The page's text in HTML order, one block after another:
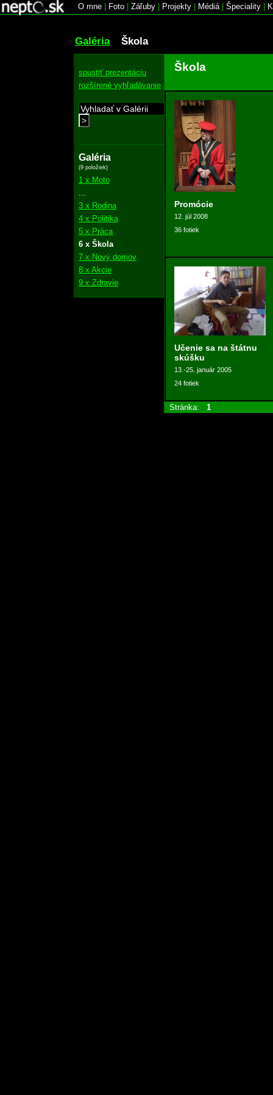
O mne Foto Záľuby Projekty Médiá| Špeciality
Galéria Škola
spustiť prezentáciu
rozšírené vyhľadávanie
>
Galéria
(9 položiek)
1 x Moto
3 x Rodina
4 x Politika
5 x Práca
6 x Škola
7 x Nový domov
8 x Akcie
9 x Zdravie
Škola
Promócie
12. júl 2008
36 fotiek
Učenie sa na štátnu
skúšku
13.-25. január 2005
24 fotiek
Stránka: 1